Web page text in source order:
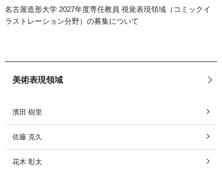
名古屋造形大学 2027年度専任教員 視覚表現領域（コミックイ
ラストレーション分野）の募集について
美術表現領域
濱田 樹里
佐藤 克久
花木 彰太